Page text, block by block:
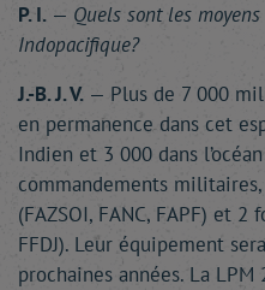
P. I. — Quels sont les
Indopacifique?
J.-B. J. V. — Plus de 7 000
en permanence dans cet
Indien et 3 000 dans
commandements
(FAZSOI, FANC, FAPF) et 2
FFDJ). Leur équipement
prochaines années. La